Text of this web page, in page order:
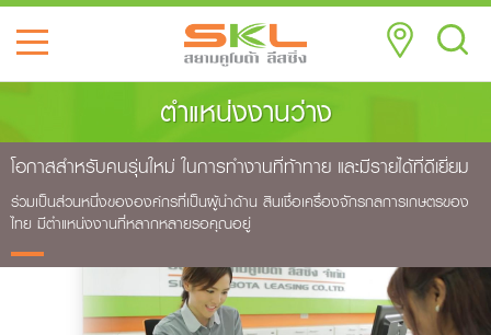
ตำแหน่งงานว่าง
โอกาสสำหรับคนรุ่นใหม่ ในการทำงานที่ท้าทาย และมีรายได้ที่ดีเยี่ยม
ร่วมเป็นส่วนหนึ่งขององค์กรที่เป็นผู้นำด้าน สินเชื่อเครื่องจักรกลการเกษตรของ
ไทย มีตำแหน่งงานที่หลากหลายรอคุณอยู่